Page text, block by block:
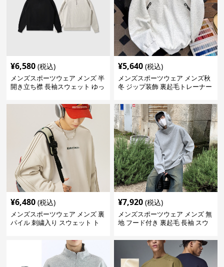
¥6,580 (税込)
メンズスポーツウェア メンズ 半
開き立ち襟 長袖スウェット ゆっ
¥5,640 (税込)
メンズスポーツウェア メンズ秋
冬 ジップ装飾 裏起毛トレーナー
¥6,480 (税込)
メンズスポーツウェア メンズ 裏
パイル 刺繍入り スウェット ト
¥7,920 (税込)
メンズスポーツウェア メンズ 無
地 フード付き 裏起毛 長袖 スウ